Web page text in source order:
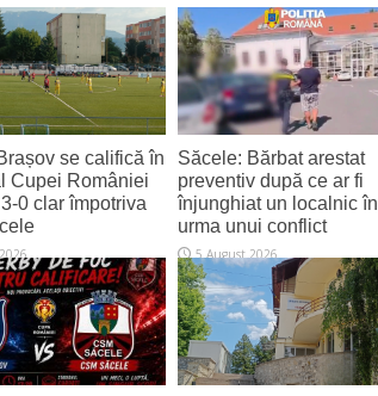
se califică în
Cupei României
0 clar împotriva
Săcele: Bărbat arestat
preventiv după ce ar fi
înjunghiat un localnic în
urma unui conflict
5 August 2026